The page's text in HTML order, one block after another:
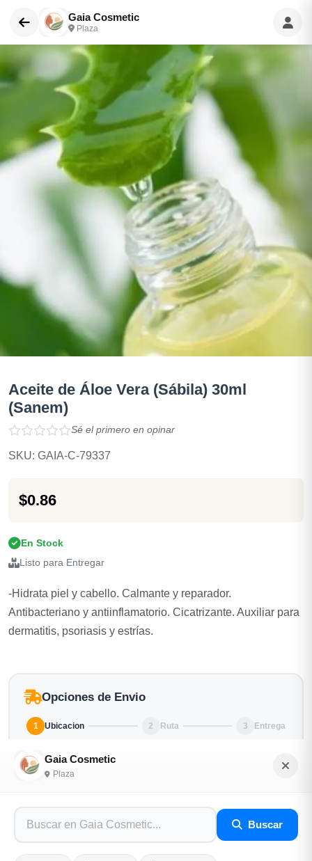
Gaia Cosmetic
Plaza
Gaia Cosmetic
Plaza
Buscar
Aceite de Áloe Vera (Sábila) 30ml
(Sanem)
Sé el primero en opinar
SKU: GAIA-C-79337
$0.86
En Stock
Listo para Entregar
-Hidrata piel y cabello. Calmante y reparador.
Antibacteriano y antiinflamatorio. Cicatrizante. Auxiliar para
dermatitis, psoriasis y estrías.
Opciones de Envio
1 Ubicacion 2 Ruta 3 Entrega
Selecciona tu ubicacion
PROVINCIA
MUNICIPIO